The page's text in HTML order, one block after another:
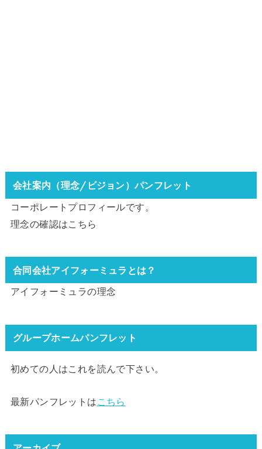
会社案内（理念/ビジョン）パンフレット
コーポレートプロフィールです。
理念の確認はこちら
合同会社アイフォーミュラとは？
アイフォーミュラの理念
グループホームパンフレット
初めての人はこれを読んで下さい。
最新パンフレットは こちら